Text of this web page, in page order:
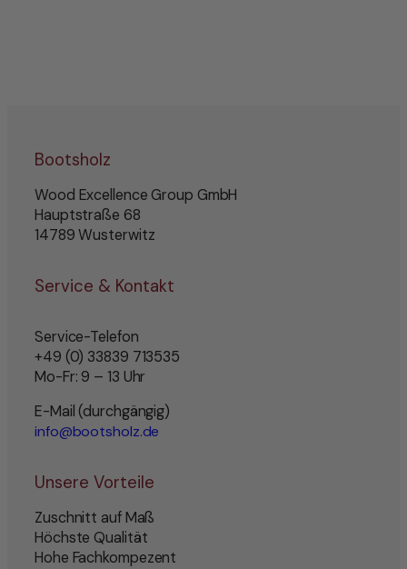
Bootsholz
Wood Excellence Group GmbH
Hauptstraße 68
14789 Wusterwitz
Service & Kontakt
Service-Telefon
+49 (0) 33839 713535
Mo-Fr: 9 – 13 Uhr
E-Mail (durchgängig)
info@bootsholz.de
Unsere Vorteile
Zuschnitt auf Maß
Höchste Qualität
Hohe Fachkompezent